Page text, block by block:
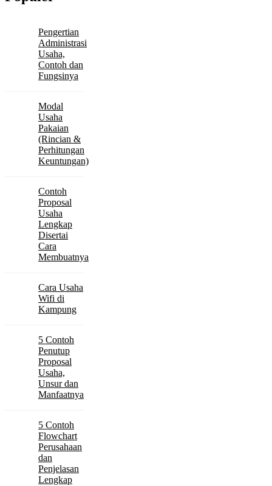
Pengertian
Administrasi
Usaha,
Contoh dan
Fungsinya
Modal
Usaha
Pakaian
(Rincian &
Perhitungan
Keuntungan)
Contoh
Proposal
Usaha
Lengkap
Disertai
Cara
Membuatnya
Cara Usaha
Wifi di
Kampung
5 Contoh
Penutup
Proposal
Usaha,
Unsur dan
Manfaatnya
5 Contoh
Flowchart
Perusahaan
dan
Penjelasan
Lengkap